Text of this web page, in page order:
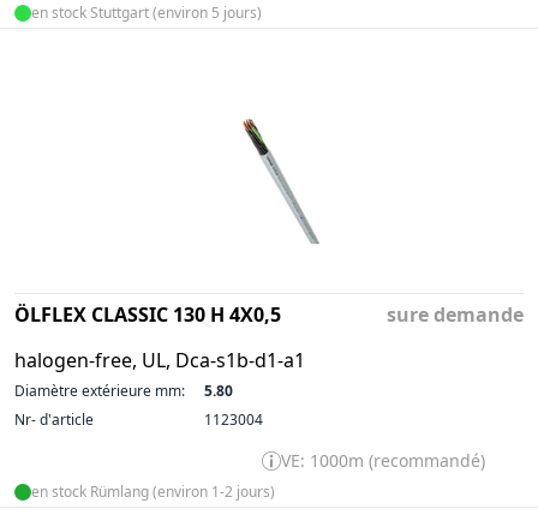
en stock Stuttgart (environ 5 jours)
ÖLFLEX CLASSIC 130 H 4X0,5
halogen-free, UL, Dca-s1b-d1-a1
sure demande
Diamètre extérieure mm:
5.80
Nr- d'article
1123004
VE: 1000m (recommandé)
en stock Rümlang (environ 1-2 jours)